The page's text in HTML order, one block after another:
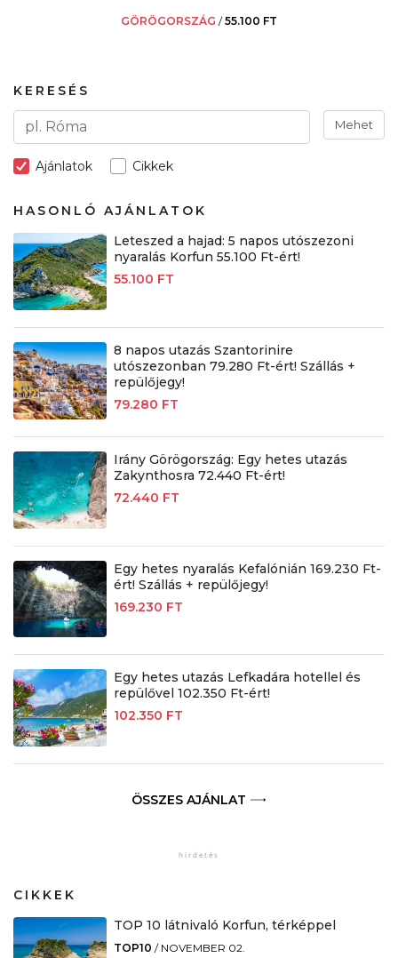
GÖRÖGORSZÁG /55.100 FT
KERESÉS
Mehet
Ajánlatok Cikkek
HASONLÓ AJÁNLATOK
Leteszed a hajad: 5 napos utószezoni
nyaralás Korfun 55.100 Ft-ért!
55.100 FT
8 napos utazás Szantorinire
utószezonban 79.280 Ft-ért! Szállás +
repülőjegy!
79.280 FT
Irány Görögország: Egy hetes utazás
Zakynthosra 72.440 Ft-ért!
72.440 FT
Egy hetes nyaralás Kefalónián 169.230 Ft-
ért! Szállás + repülőjegy!
169.230 FT
Egy hetes utazás Lefkadára hotellel és
repülővel 102.350 Ft-ért!
102.350 FT
ÖSSZES AJÁNLAT
CIKKEK
TOP 10 látnivaló Korfun, térképpel
TOP10 / NOVEMBER 02.